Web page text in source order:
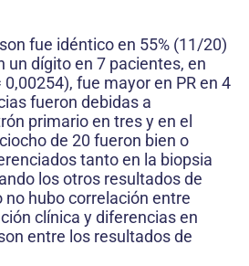
fue idéntico en 55% (11/20)
un dígito en 7 pacientes, en
fue mayor en PR en 4
fueron debidas a
primario en tres y en el
de 20 fueron bien o
tanto en la biopsia
los otros resultados de
hubo correlación entre
clínica y diferencias en
entre los resultados de